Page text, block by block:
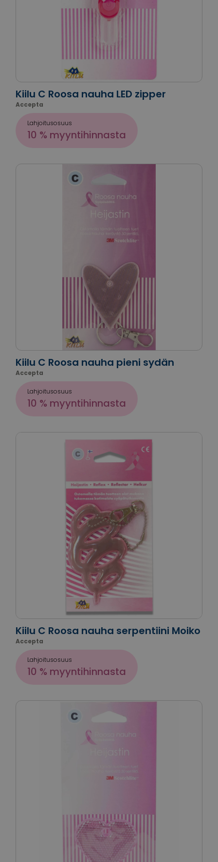
Kiilu C Roosa nauha LED zipper
Accepta
Lahjoitusosuus
10 % myyntihinnasta
Kiilu C Roosa nauha pieni sydän
Accepta
Lahjoitusosuus
10 % myyntihinnasta
Kiilu C Roosa nauha serpentiini Moiko
Accepta
Lahjoitusosuus
10 % myyntihinnasta